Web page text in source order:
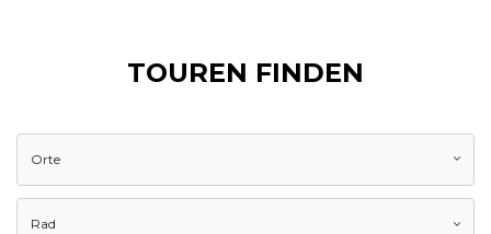
TOUREN FINDEN
Orte
Rad